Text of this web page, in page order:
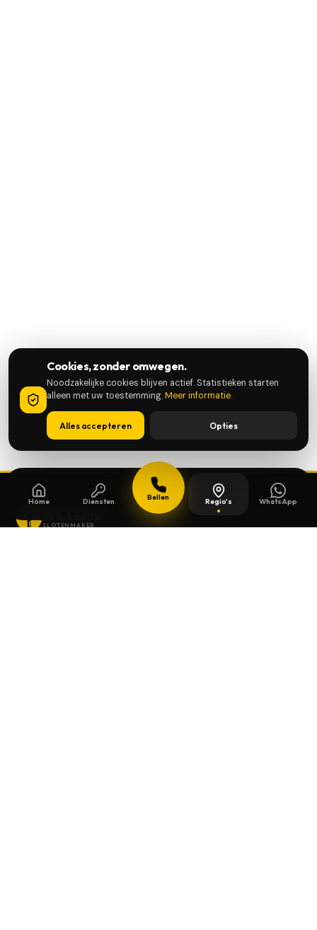
Home Diensten Bellen Regio's WhatsApp
SLOTENMAKER
Cookies, zonder omwegen.
Noodzakelijke cookies blijven actief. Statistieken starten
alleen met uw toestemming.Meer informatie.
Alles accepteren Opties